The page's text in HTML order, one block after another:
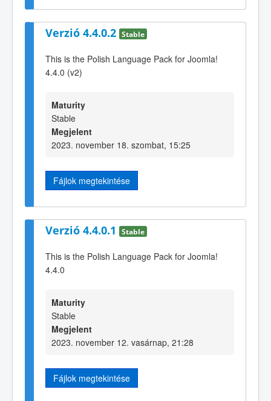
Verzió 4.4.0.2 Stable
This is the Polish Language Pack for Joomla!
4.4.0 (v2)
Maturity
Stable
Megjelent
2023. november 18. szombat, 15:25
Fájlok megtekintése
Verzió 4.4.0.1 Stable
This is the Polish Language Pack for Joomla!
4.4.0
Maturity
Stable
Megjelent
2023. november 12. vasárnap, 21:28
Fájlok megtekintése